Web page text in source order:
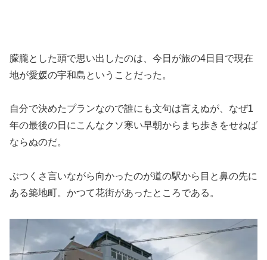
朦朧とした頭で思い出したのは、今日が旅の4日目で現在
地が愛媛の宇和島ということだった。
自分で決めたプランなので誰にも文句は言えぬが、なぜ1
年の最後の日にこんなクソ寒い早朝からまち歩きをせねば
ならぬのだ。
ぶつくさ言いながら向かったのが道の駅から目と鼻の先に
ある築地町。かつて花街があったところである。